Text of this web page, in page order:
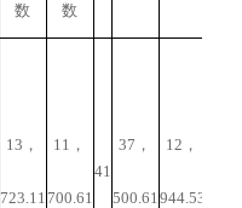
数 数
13，
723.11
11，
700.61
41
37，
500.61
12，
944.53